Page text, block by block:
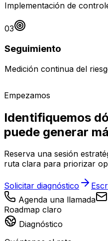
Implementación de
03
Seguimiento
Medición continua del
Empezamos
Identifiquemos
puede generar
Reserva una sesión
ruta clara para priorizar
Solicitar diagnóstico
Agenda una llamada
Roadmap claro
Diagnóstico